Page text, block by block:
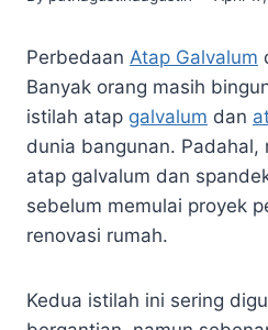
Perbedaan Atap Galvalum
Banyak orang masih
istilah atap galvalum dan
dunia bangunan. Padahal,
atap galvalum dan
sebelum memulai proyek
renovasi rumah.
Kedua istilah ini sering